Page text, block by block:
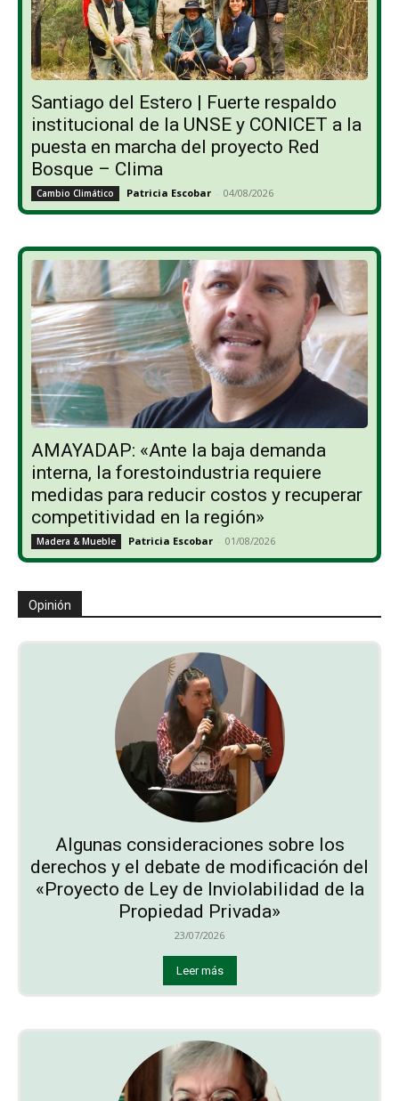
Santiago del Estero | Fuerte respaldo
institucional de la UNSE y CONICET a la
puesta en marcha del proyecto Red
Bosque – Clima
Cambio Climático Patricia Escobar - 04/08/2026
AMAYADAP: «Ante la baja demanda
interna, la forestoindustria requiere
medidas para reducir costos y recuperar
competitividad en la región»
Madera & Mueble Patricia Escobar - 01/08/2026
Opinión
Algunas consideraciones sobre los
derechos y el debate de modificación del
«Proyecto de Ley de Inviolabilidad de la
Propiedad Privada»
23/07/2026
Leer más